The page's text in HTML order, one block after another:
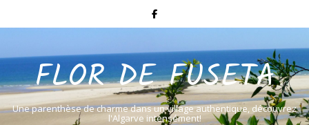
FLOR DE FUSETA
Une parenthèse de charme dans un village authentique, découvrez
l'Algarve intensément!